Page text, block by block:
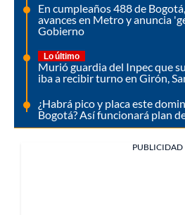
En cumpleaños 488 de
avances en Metro y anuncia
Gobierno
Lo último
Murió guardia del Inpec que
iba a recibir turno en Girón,
¿Habrá pico y placa este
Bogotá? Así funcionará plan
PUBLICIDAD